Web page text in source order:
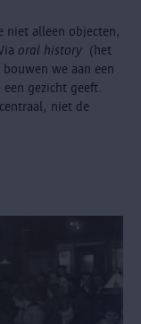
niet alleen objecten,
oral history (het
we aan een
gezicht geeft.
niet de